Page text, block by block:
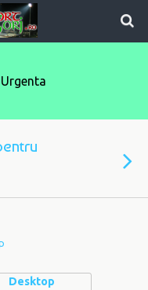
Desktop